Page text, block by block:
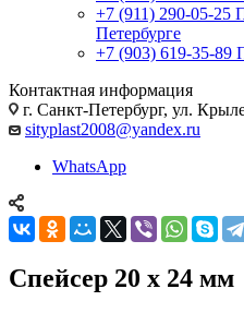
+7 (911) 290-05-25
Петербурге
+7 (903) 619-35-89
Контактная информация
г. Санкт-Петербург, ул.
sityplast2008@yandex.ru
WhatsApp
Спейсер 20 х 24 мм